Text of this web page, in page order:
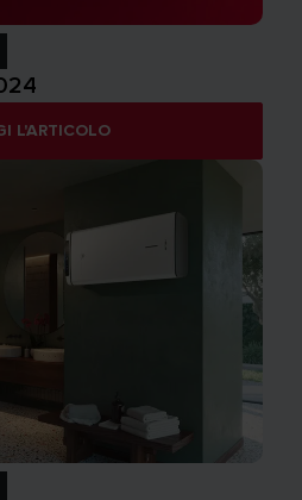
L'ARTICOLO